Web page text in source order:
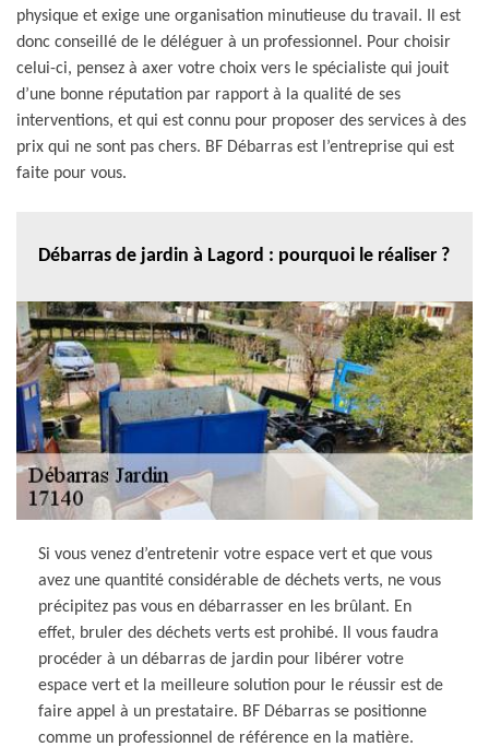
physique et exige une organisation minutieuse du travail. Il est
donc conseillé de le déléguer à un professionnel. Pour choisir
celui-ci, pensez à axer votre choix vers le spécialiste qui jouit
d’une bonne réputation par rapport à la qualité de ses
interventions, et qui est connu pour proposer des services à des
prix qui ne sont pas chers. BF Débarras est l’entreprise qui est
faite pour vous.
Débarras de jardin à Lagord : pourquoi le réaliser ?
Si vous venez d’entretenir votre espace vert et que vous
avez une quantité considérable de déchets verts, ne vous
précipitez pas vous en débarrasser en les brûlant. En
effet, bruler des déchets verts est prohibé. Il vous faudra
procéder à un débarras de jardin pour libérer votre
espace vert et la meilleure solution pour le réussir est de
faire appel à un prestataire. BF Débarras se positionne
comme un professionnel de référence en la matière.